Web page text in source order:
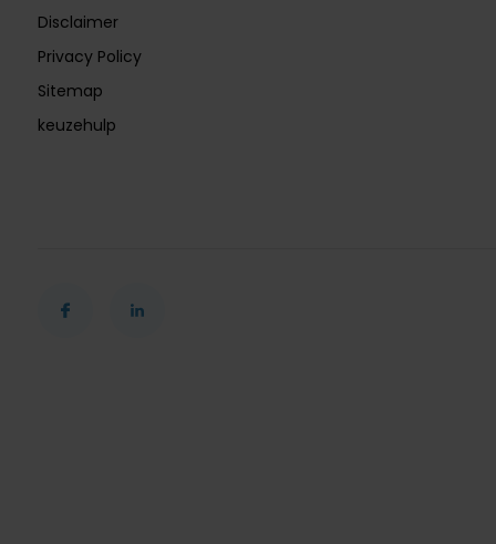
Disclaimer
Privacy Policy
Sitemap
keuzehulp